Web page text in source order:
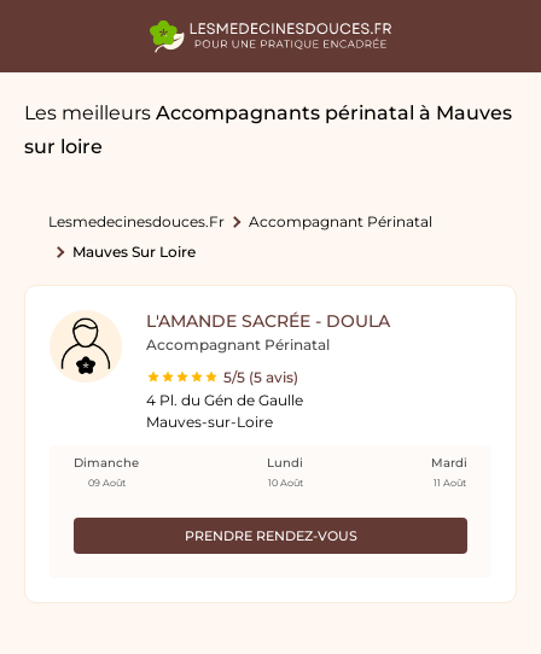
Les meilleurs Accompagnants périnatal à Mauves
sur loire
Lesmedecinesdouces.fr
Accompagnant Périnatal
Mauves Sur Loire
L'AMANDE SACRÉE - DOULA
Accompagnant Périnatal
5/5 (5 avis)
4 Pl. du Gén de Gaulle
Mauves-sur-Loire
PRENDRE RENDEZ-VOUS
Dimanche
09 Août
Lundi
10 Août
Mardi
11 Août